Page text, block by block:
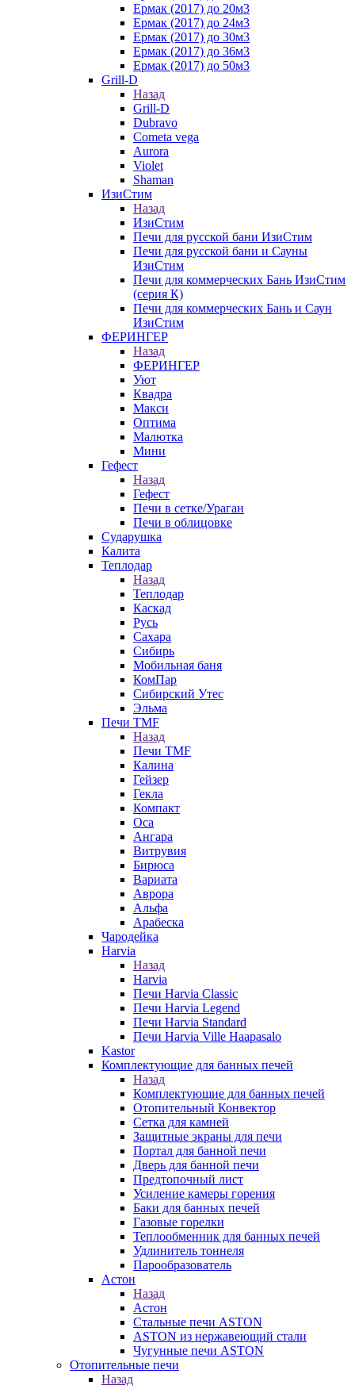
Ермак (2017) до 20м3
Ермак (2017) до 24м3
Ермак (2017) до 30м3
Ермак (2017) до 36м3
Ермак (2017) до 50м3
Grill-D
Назад
Grill-D
Dubravo
Cometa vega
Aurora
Violet
Shaman
ИзиСтим
Назад
ИзиСтим
Печи для русской бани ИзиСтим
Печи для русской бани и Сауны
ИзиСтим
Печи для коммерческих Бань ИзиСтим
(серия К)
Печи для коммерческих Бань и Саун
ИзиСтим
ФЕРИНГЕР
Назад
ФЕРИНГЕР
Уют
Квадра
Макси
Оптима
Малютка
Мини
Гефест
Назад
Гефест
Печи в сетке/Ураган
Печи в облицовке
Сударушка
Калита
Теплодар
Назад
Теплодар
Каскад
Русь
Сахара
Сибирь
Мобильная баня
КомПар
Сибирский Утес
Эльма
Печи TMF
Назад
Печи TMF
Калина
Гейзер
Гекла
Компакт
Оса
Ангара
Витрувия
Бирюса
Вариата
Аврора
Альфа
Арабеска
Чародейка
Harvia
Назад
Harvia
Печи Harvia Classic
Печи Harvia Legend
Печи Harvia Standard
Печи Harvia Ville Haapasalo
Kastor
Комплектующие для банных печей
Назад
Комплектующие для банных печей
Отопительный Конвектор
Сетка для камней
Защитные экраны для печи
Портал для банной печи
Дверь для банной печи
Предтопочный лист
Усиление камеры горения
Баки для банных печей
Газовые горелки
Теплообменник для банных печей
Удлинитель тоннеля
Парообразователь
Астон
Назад
Астон
Стальные печи ASTON
ASTON из нержавеющий стали
Чугунные печи ASTON
Отопительные печи
Назад